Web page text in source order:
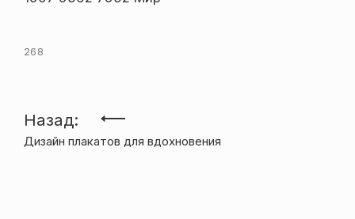
268
Навигация
по
Назад:
Дизайн плакатов для вдохновения